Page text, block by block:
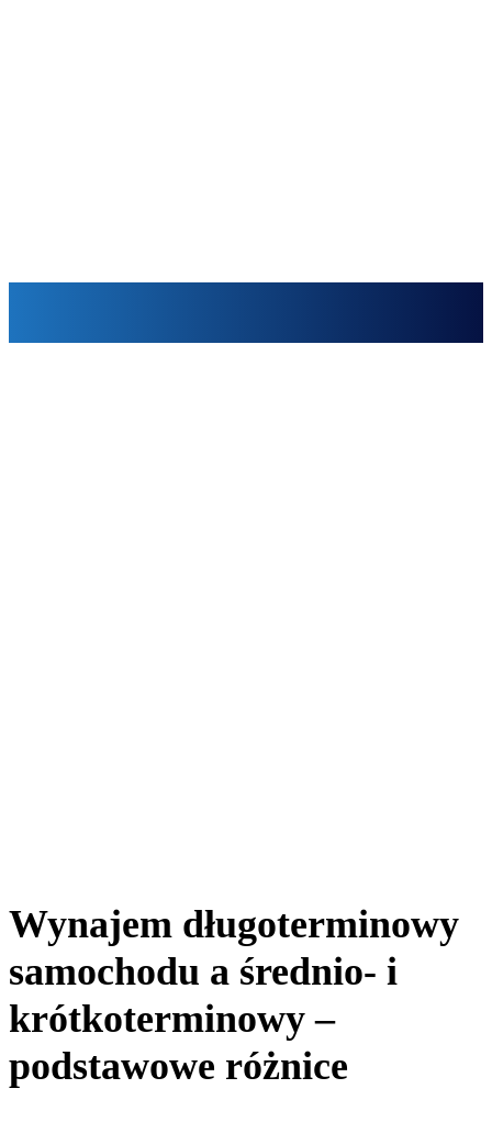
Wynajem długoterminowy
samochodu a średnio- i
krótkoterminowy –
podstawowe różnice